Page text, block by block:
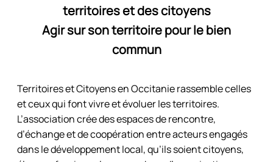
territoires et des citoyens
Agir sur son territoire pour le bien
commun
Territoires et Citoyens en Occitanie rassemble celles
et ceux qui font vivre et évoluer les territoires.
L’association crée des espaces de rencontre,
d’échange et de coopération entre acteurs engagés
dans le développement local, qu’ils soient citoyens,